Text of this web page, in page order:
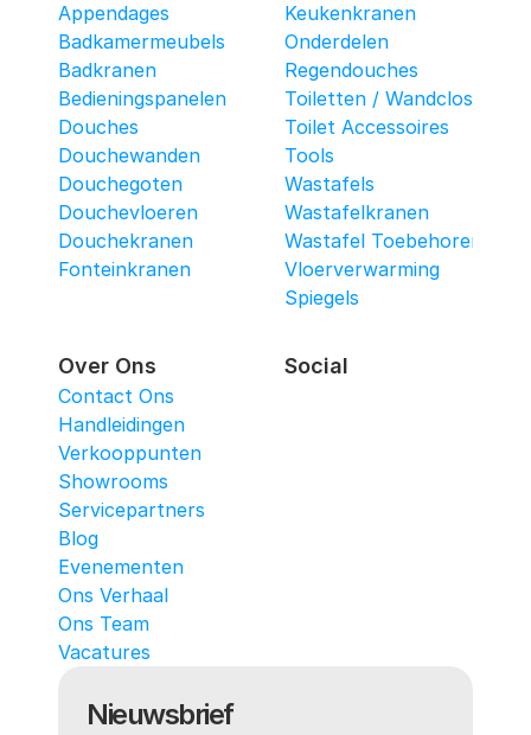
Appendages
Badkamermeubels
Badkranen
Bedieningspanelen
Douches
Douchewanden
Douchegoten
Douchevloeren
Douchekranen
Fonteinkranen
Keukenkranen
Onderdelen
Regendouches
Toiletten / Wandcloset
Toilet Accessoires
Tools
Wastafels
Wastafelkranen
Wastafel Toebehoren
Vloerverwarming
Spiegels
Over Ons
Contact Ons
Handleidingen
Verkooppunten
Showrooms
Servicepartners
Blog
Evenementen
Ons Verhaal
Ons Team
Vacatures
Social
Nieuwsbrief